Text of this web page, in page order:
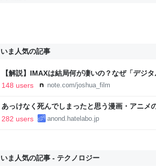
いま人気の記事
【解説】IMAXは結局何が凄いの？なぜ「デジ
か？｜Joshua Connolly
148 users note.com/joshua_film
あっけなく死んでしまったと思う漫画・アニメ
282 users
anond.hatelabo.jp
いま人気の記事 - テクノロジー